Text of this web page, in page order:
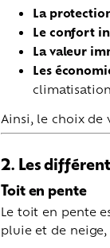
La
Le confort
La valeur
Les
Ainsi, le choix de
2. Les
Toit en pente
Le toit en pente
pluie et de